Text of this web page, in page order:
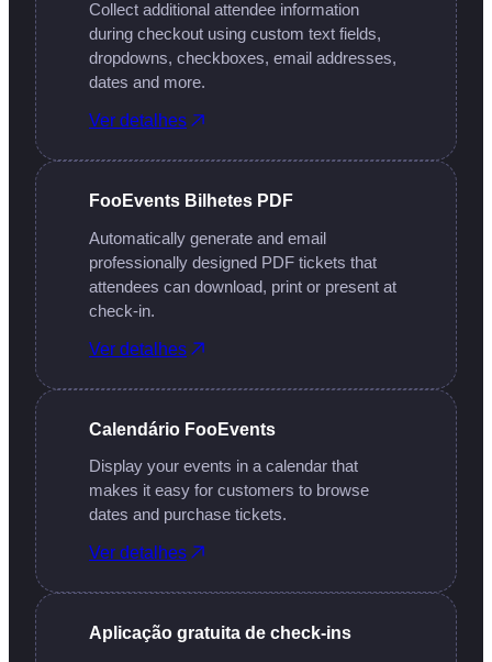
Collect additional attendee information
during checkout using custom text fields,
dropdowns, checkboxes, email addresses,
dates and more.
Ver detalhes
FooEvents Bilhetes PDF
Automatically generate and email
professionally designed PDF tickets that
attendees can download, print or present at
check-in.
Ver detalhes
Calendário FooEvents
Display your events in a calendar that
makes it easy for customers to browse
dates and purchase tickets.
Ver detalhes
Aplicação gratuita de check-ins